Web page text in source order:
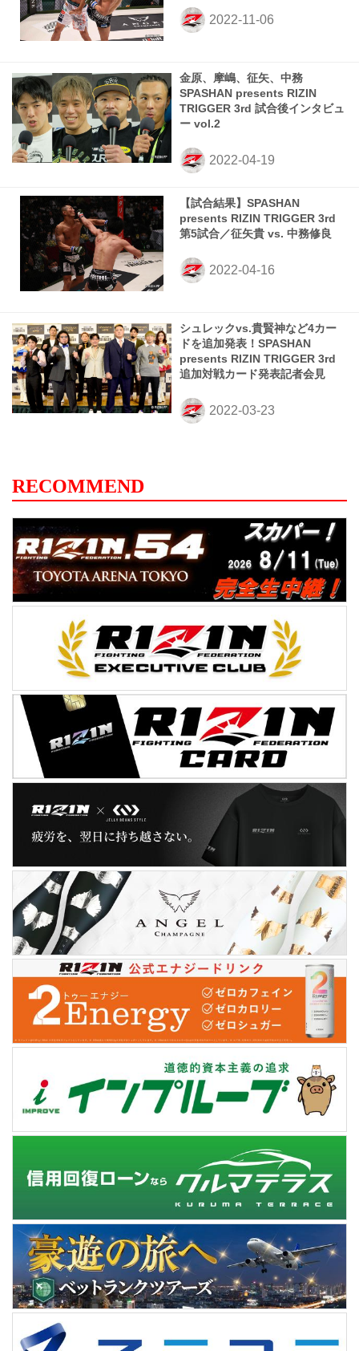
金原、摩嶋、征矢、中務
SPASHAN presents RIZIN
TRIGGER 3rd 試合後インタビュ
ー vol.2
【試合結果】SPASHAN
presents RIZIN TRIGGER 3rd
第5試合／征矢貴 vs. 中務修良
シュレックvs.貴賢神など4カー
ドを追加発表！SPASHAN
presents RIZIN TRIGGER 3rd
追加対戦カード発表記者会見
RECOMMEND